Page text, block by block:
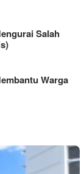
Salah
Warga